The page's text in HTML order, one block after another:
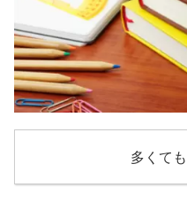
多くても